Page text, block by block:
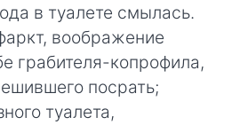
в туалете смылась.
воображение
грабителя-копрофила,
посрать;
туалета,